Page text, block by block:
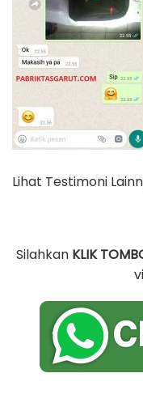
Lihat Testimoni
Silahkan KLIK